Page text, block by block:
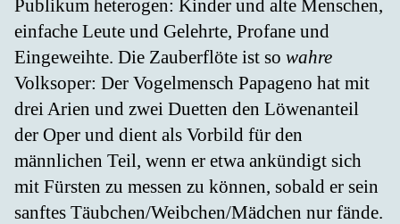
Publikum heterogen: Kinder und alte Menschen,
einfache Leute und Gelehrte, Profane und
Eingeweihte. Die Zauberflöte ist so wahre
Volksoper: Der Vogelmensch Papageno hat mit
drei Arien und zwei Duetten den Löwenanteil
der Oper und dient als Vorbild für den
männlichen Teil, wenn er etwa ankündigt sich
mit Fürsten zu messen zu können, sobald er sein
sanftes Täubchen/Weibchen/Mädchen nur fände.